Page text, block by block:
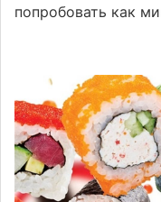
попробовать как